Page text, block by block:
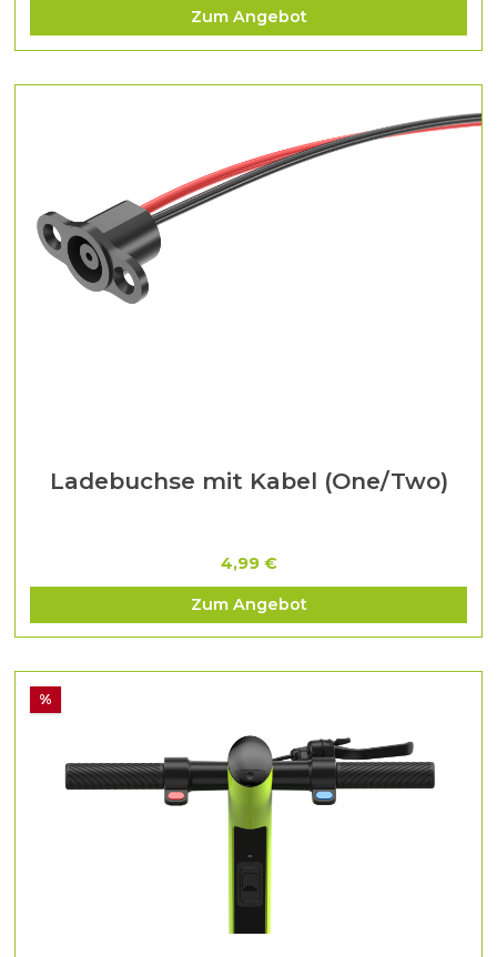
Zum Angebot
Ladebuchse mit Kabel (One/Two)
4,99 €
Zum Angebot
%